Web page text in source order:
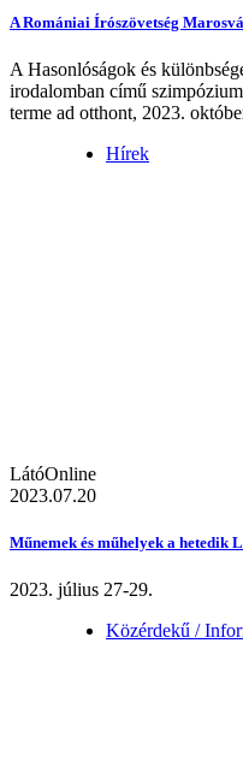
A Romániai Írószövetség
A Hasonlóságok és
irodalomban című
terme ad otthont, 2023.
Hírek
LátóOnline
2023.07.20
Műnemek és műhelyek a hetedik
2023. július 27-29.
Közérdekű /